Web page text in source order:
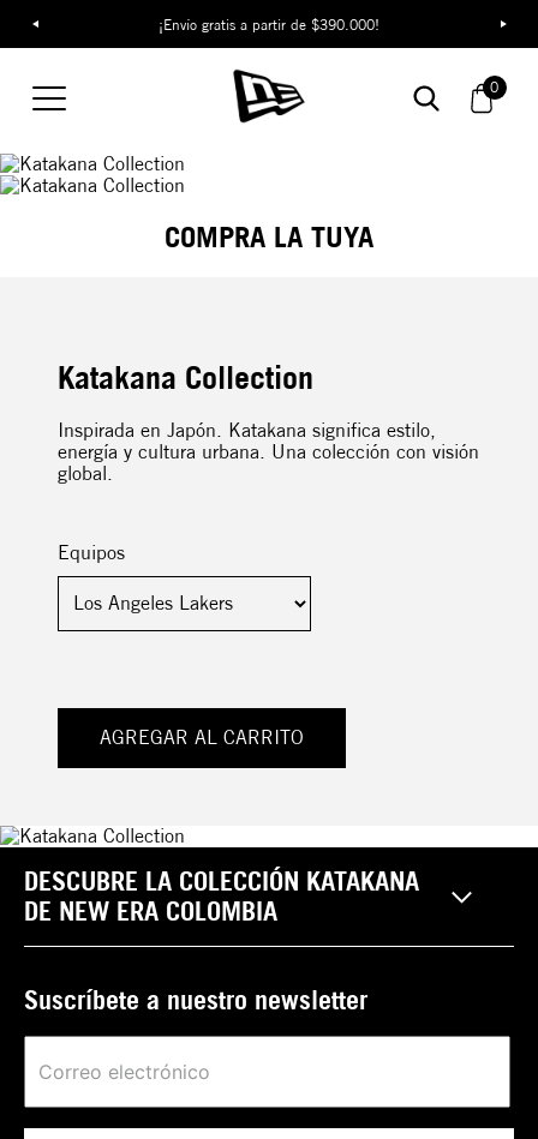
¡Envío gratis a partir de $390.000!
0
COMPRA LA TUYA
Katakana Collection
Inspirada en Japón. Katakana significa estilo,
energía y cultura urbana. Una colección con visión
global.
Equipos
AGREGAR AL CARRITO
DESCUBRE LA COLECCIÓN KATAKANA
DE NEW ERA COLOMBIA
Suscríbete a nuestro newsletter